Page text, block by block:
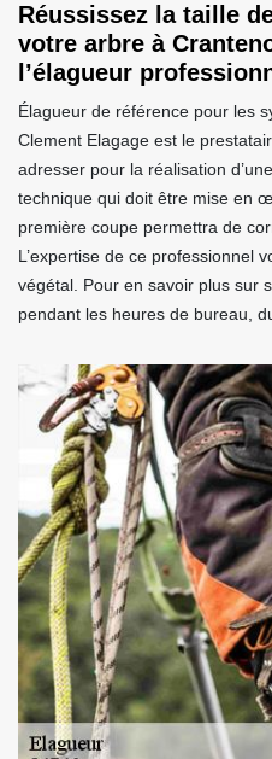
Réussissez la taille
votre arbre à
l’élagueur
Élagueur de référence pour les
Clement Elagage est le
adresser pour la réalisation
technique qui doit être mise en
première coupe permettra de
L’expertise de ce professionnel
végétal. Pour en savoir plus sur
pendant les heures de bureau,